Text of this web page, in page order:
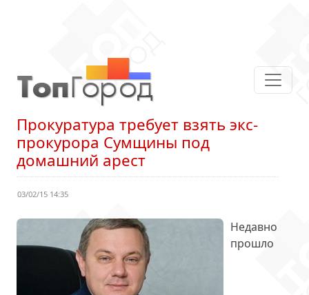
Прокуратура требует взять экс-
прокурора Сумщины под
домашний арест
03/02/15 14:35
Недавно
прошло